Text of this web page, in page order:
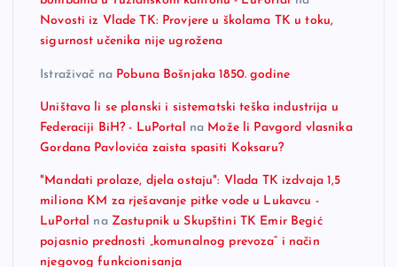
Novosti iz Vlade TK: Provjere u školama TK u toku,
sigurnost učenika nije ugrožena
Istraživač na Pobuna Bošnjaka 1850. godine
Uništava li se planski i sistematski teška industrija u
Federaciji BiH? - LuPortal
na Može li Pavgord vlasnika
Gordana Pavlovića zaista spasiti Koksaru?
"Mandati prolaze, djela ostaju": Vlada TK izdvaja 1,5
miliona KM za rješavanje pitke vode u Lukavcu -
LuPortal na Zastupnik u Skupštini TK Emir Begić
pojasnio prednosti „komunalnog prevoza“ i način
njegovog funkcionisanja